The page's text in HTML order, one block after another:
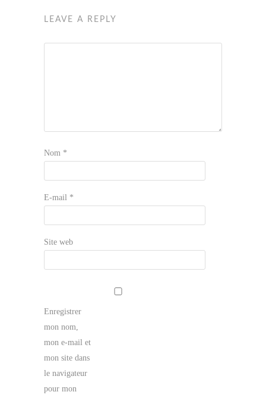
LEAVE A REPLY
Nom *
E-mail *
Site web
Enregistrer
mon nom,
mon e-mail et
mon site dans
le navigateur
pour mon